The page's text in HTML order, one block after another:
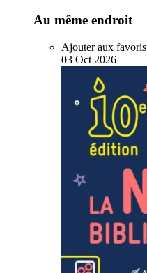
Au même endroit
Ajouter aux favoris
03 Oct 2026